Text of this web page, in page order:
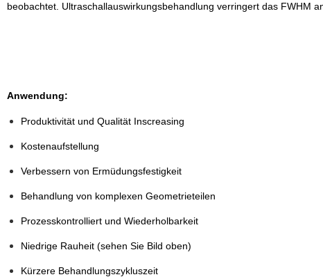
beobachtet. Ultraschallauswirkungsbehandlung verringert das FWHM
Anwendung:
Produktivität und Qualität Inscreasing
Kostenaufstellung
Verbessern von Ermüdungsfestigkeit
Behandlung von komplexen Geometrieteilen
Prozesskontrolliert und Wiederholbarkeit
Niedrige Rauheit (sehen Sie Bild oben)
Kürzere Behandlungszykluszeit